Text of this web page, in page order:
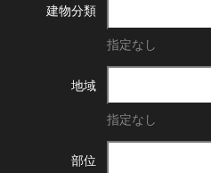
建物分類
指定なし
地域
指定なし
部位